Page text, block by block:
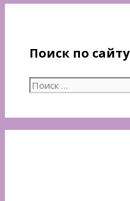
Поиск по сайту
Поиск: